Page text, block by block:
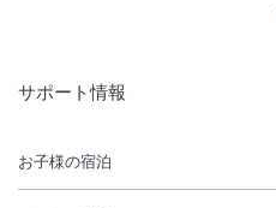
サポート情報
お子様の宿泊